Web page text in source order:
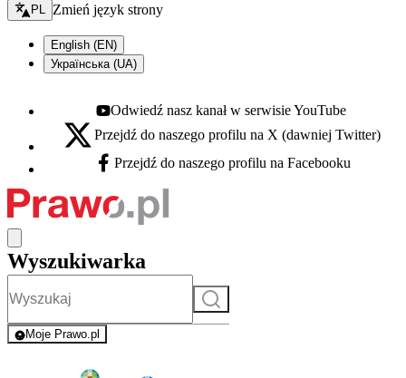
Zmień język - bieżący:
PL Zmień język strony
English (EN)
Українська (UA)
Youtube - otwiera się w nowej karcie
Odwiedź nasz kanał w serwisie YouTube
X - otwiera się w nowej karcie
Przejdź do naszego profilu na X (dawniej Twitter)
Facebook - otwiera się w nowej karcie
Przejdź do naszego profilu na Facebooku
Wyszukiwarka
Szukaj
Moje Prawo.pl
- rejestracja i logowanie do serwisu